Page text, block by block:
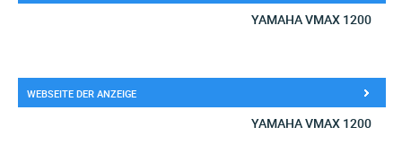
YAMAHA VMAX 1200
WEBSEITE DER ANZEIGE
YAMAHA VMAX 1200